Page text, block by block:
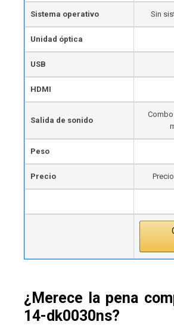
Sistema operativo Sin
Unidad óptica
USB
HDMI
Salida de sonido
Peso
Precio
¿Merece la pena
14-dk0030ns?